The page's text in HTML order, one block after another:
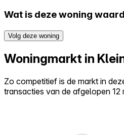
Wat is deze woning
Volg deze woning
Woningmarkt in
Zo competitief is de markt in
transacties van de afgelopen 12